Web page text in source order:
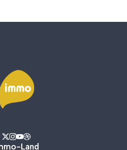
Land